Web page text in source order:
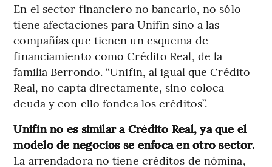
En el sector financiero no bancario, no sólo
tiene afectaciones para Unifin sino a las
compañías que tienen un esquema de
financiamiento como Crédito Real, de la
familia Berrondo. “Unifin, al igual que Crédito
Real, no capta directamente, sino coloca
deuda y con ello fondea los créditos”.
Unifin no es similar a Crédito Real, ya que el
modelo de negocios se enfoca en otro sector.
La arrendadora no tiene créditos de nómina,